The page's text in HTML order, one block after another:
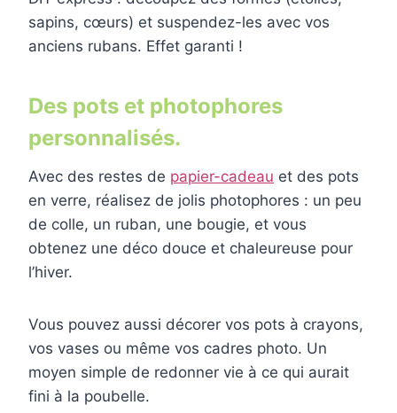
sapins, cœurs) et suspendez-les avec vos
anciens rubans. Effet garanti !
Des pots et photophores
personnalisés.
Avec des restes de papier-cadeau et des pots
en verre, réalisez de jolis photophores : un peu
de colle, un ruban, une bougie, et vous
obtenez une déco douce et chaleureuse pour
l’hiver.
Vous pouvez aussi décorer vos pots à crayons,
vos vases ou même vos cadres photo. Un
moyen simple de redonner vie à ce qui aurait
fini à la poubelle.